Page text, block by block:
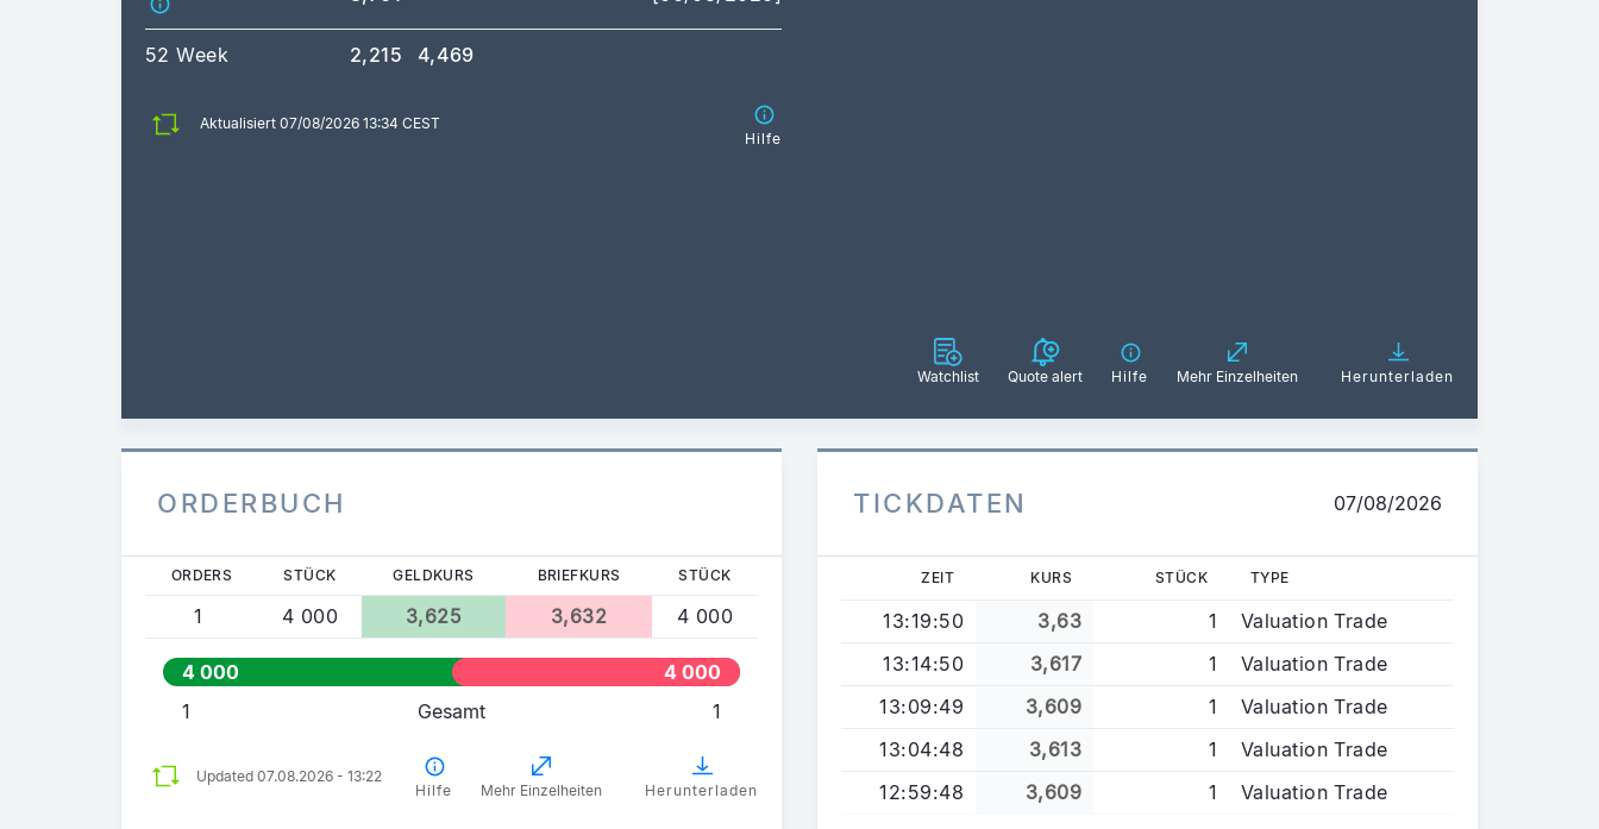
52 Week 2,215 4,469
Aktualisiert 07/08/2026 13:34 CEST
Hilfe
Watchlist Quote alert Hilfe Mehr Einzelheiten Herunterladen
ORDERBUCH
ORDERS STÜCK GELDKURS BRIEFKURS STÜCK
1 4 000 3,625 3,632 4 000
4 000
4 000
1
Gesamt 1
Updated 07.08.2026 - 13:22
Hilfe
Mehr Einzelheiten Herunterladen
TICKDATEN 07/08/2026
ZEIT KURS STÜCK TYPE
13:19:50 3,63 1
Valuation Trade
13:14:50
3,617 1
Valuation Trade
13:09:49
3,609 1
Valuation Trade
13:04:48
3,613 1
Valuation Trade
12:59:48
3,609 1 Valuation Trade